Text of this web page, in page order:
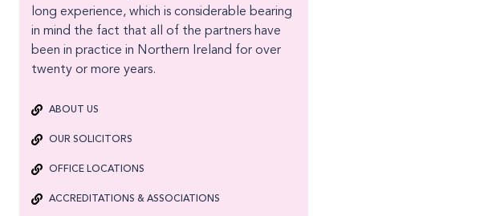
long experience, which is considerable bearing
in mind the fact that all of the partners have
been in practice in Northern Ireland for over
twenty or more years.
ABOUT US
OUR SOLICITORS
OFFICE LOCATIONS
ACCREDITATIONS & ASSOCIATIONS